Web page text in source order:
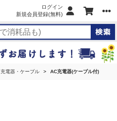
ログイン
新規会員登録(無料)
充電器・ケーブル AC充電器(ケーブル付)